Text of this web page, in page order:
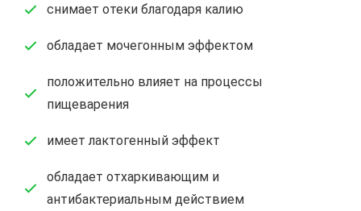
снимает отеки благодаря калию
обладает мочегонным эффектом
положительно влияет на процессы
пищеварения
имеет лактогенный эффект
обладает отхаркивающим и
антибактериальным действием